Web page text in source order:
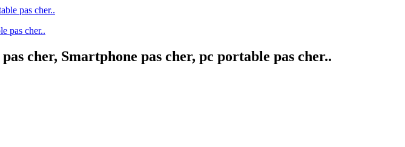
pas cher..
cher, Smartphone pas cher, pc portable pas cher..